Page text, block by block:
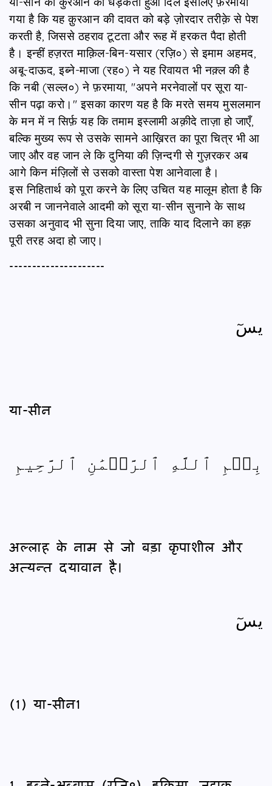
गया है कि यह क़ुरआन की दावत को बड़े ज़ोरदार तरीक़े से पेश
करती है, जिससे ठहराव टूटता और रूह में हरकत पैदा होती
है। इन्हीं हज़रत माक़िल-बिन-यसार (रज़ि०) से इमाम अहमद,
अबू-दाऊद, इब्ने-माजा (रह०) ने यह रिवायत भी नक़्ल की है
कि नबी (सल्ल०) ने फ़रमाया, "अपने मरनेवालों पर सूरा या-
सीन पढ़ा करो।" इसका कारण यह है कि मरते समय मुसलमान
के मन में न सिर्फ़ यह कि तमाम इस्लामी अक़ीदे ताज़ा हो जाएँ,
बल्कि मुख्य रूप से उसके सामने आख़िरत का पूरा चित्र भी आ
जाए और वह जान ले कि दुनिया की ज़िन्दगी से गुज़रकर अब
आगे किन मंज़िलों से उसको वास्ता पेश आनेवाला है।
इस निहितार्थ को पूरा करने के लिए उचित यह मालूम होता है कि
अरबी न जाननेवाले आदमी को सूरा या-सीन सुनाने के साथ
उसका अनुवाद भी सुना दिया जाए, ताकि याद दिलाने का हक़
पूरी तरह अदा हो जाए।
---------------------
يسٓ
या-सीन
بِسۡمِ ٱللَّهِ ٱلرَّحۡمَٰنِ ٱلرَّحِيمِ
अल्लाह के नाम से जो बड़ा कृपाशील और
अत्यन्त दयावान है।
يسٓ
(1) या-सीन1